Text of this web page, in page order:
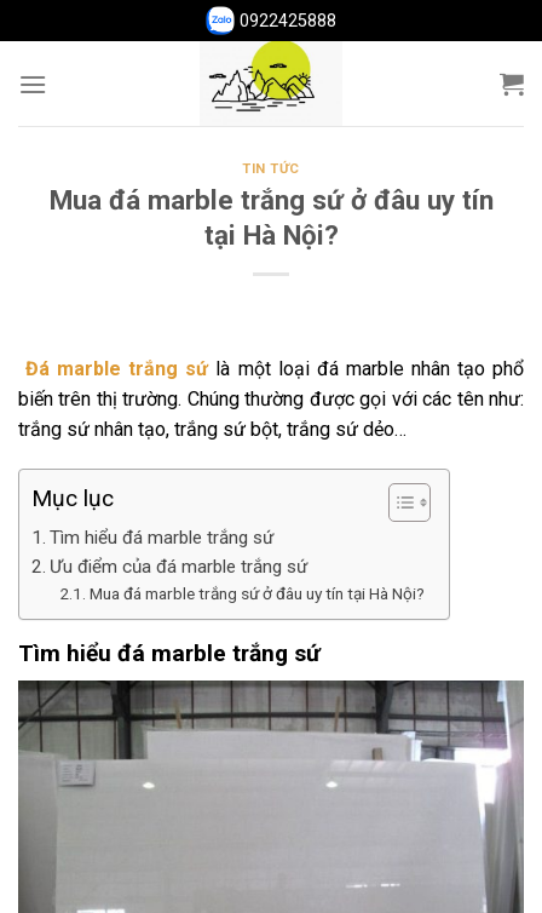
to
content
0922425888
TIN TỨC
Mua đá marble trắng sứ ở đâu uy tín
tại Hà Nội?
Đá marble trắng sứ là một loại đá marble nhân tạo phổ
biến trên thị trường. Chúng thường được gọi với các tên như:
trắng sứ nhân tạo, trắng sứ bột, trắng sứ dẻo…
Mục lục
Tìm hiểu đá marble trắng sứ
Ưu điểm của đá marble trắng sứ
Mua đá marble trắng sứ ở đâu uy tín tại Hà Nội?
Tìm hiểu đá marble trắng sứ